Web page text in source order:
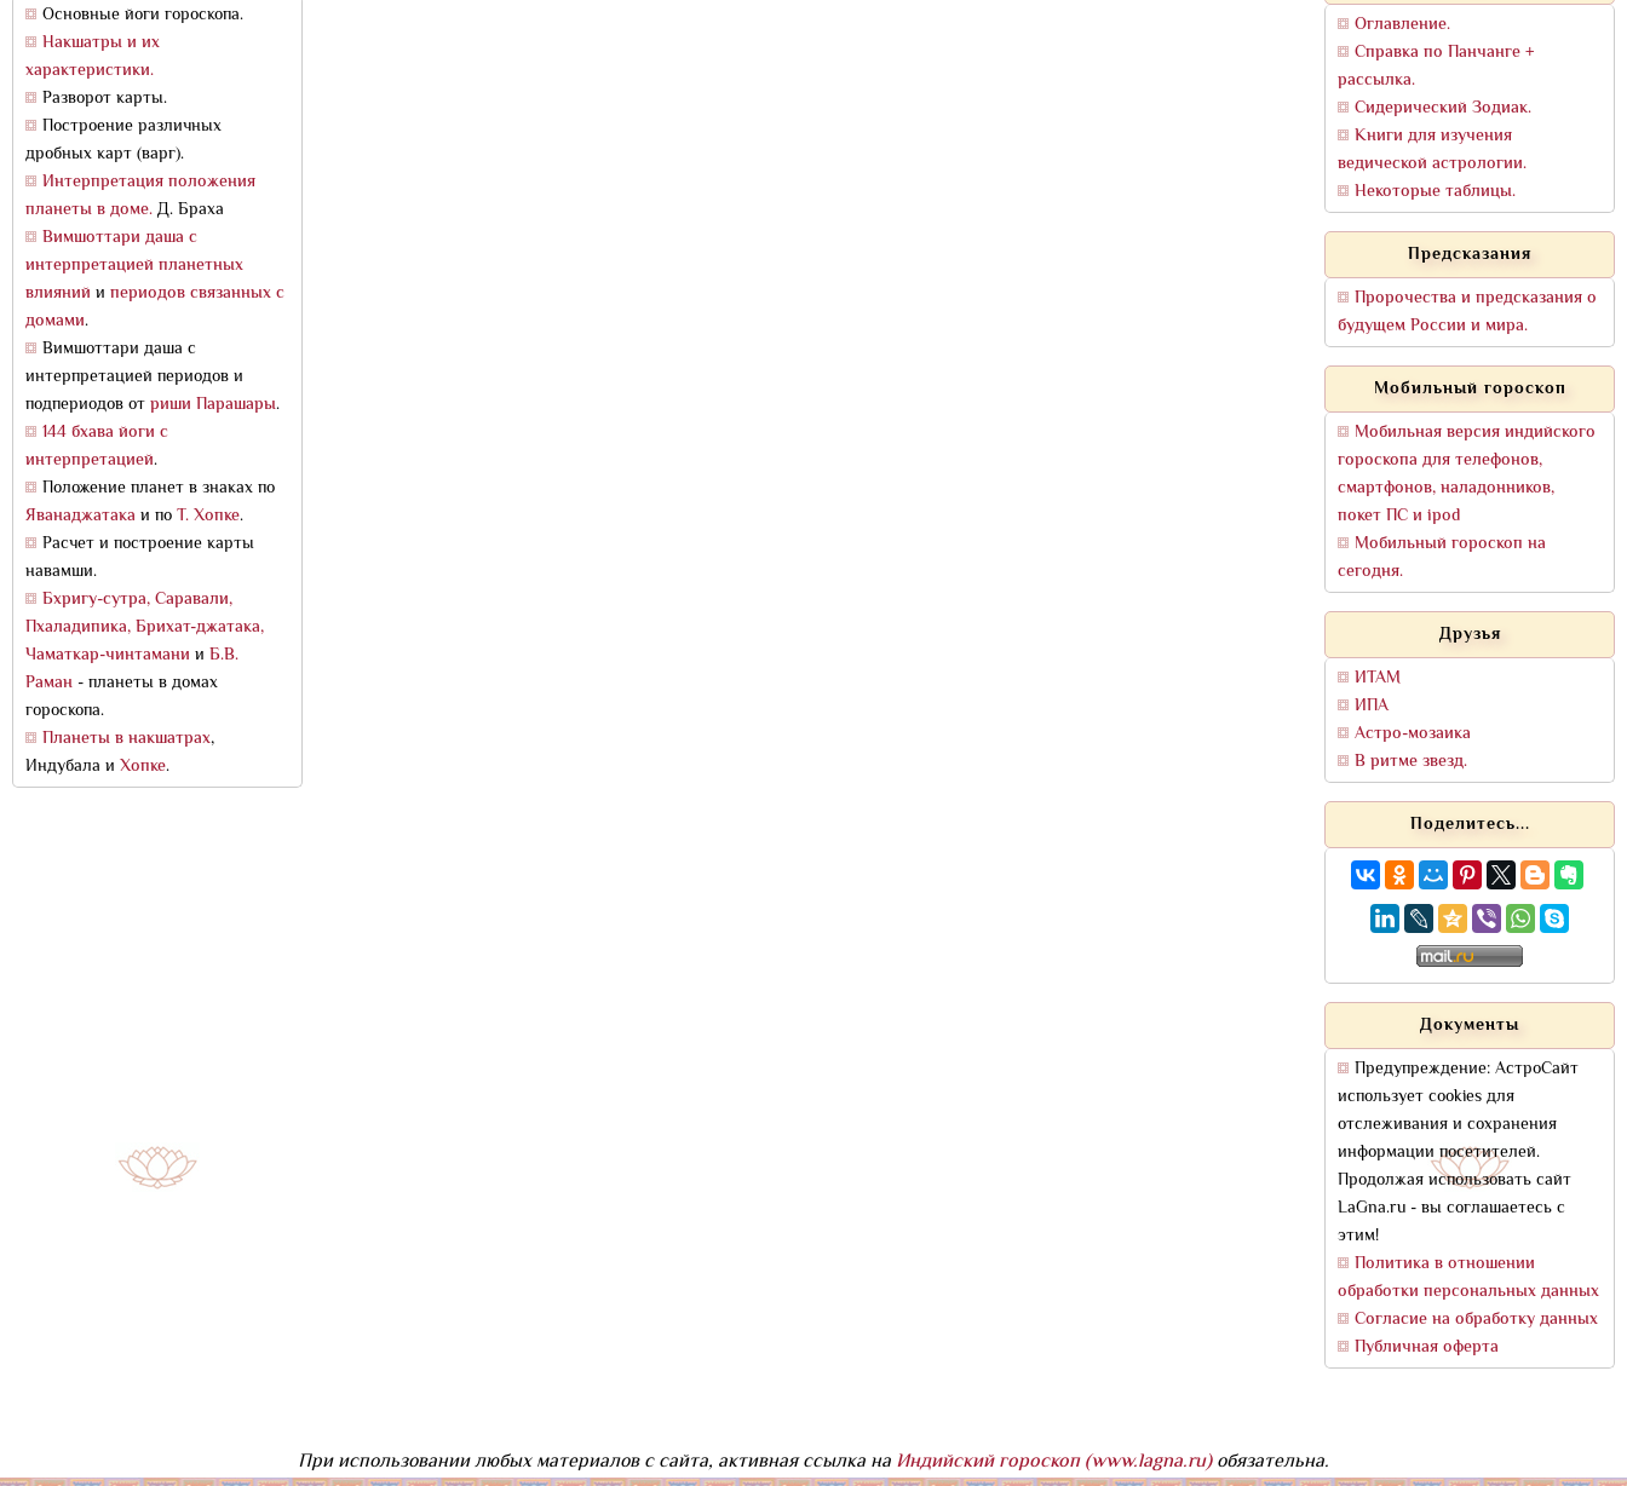
Основные йоги гороскопа.
Накшатры и их
характеристики.
Разворот карты.
Построение различных
дробных карт (варг).
Интерпретация положения
планеты в доме.Д. Браха
Вимшоттари даша с
интерпретацией планетных
влияний и периодов связанных с
домами.
Вимшоттари даша с
интерпретацией периодов и
подпериодов отриши Парашары.
144 бхава йоги с
интерпретацией.
Положение планет в знаках по
Яванаджатака и поТ. Хопке.
Расчет и построение карты
навамши.
Бхригу-сутра, Саравали,
Пхаладипика, Брихат-джатака,
Чаматкар-чинтамани и Б.В.
Раман - планеты в домах
гороскопа.
Планеты в накшатрах,
Индубала и Хопке.
Оглавление.
Справка по Панчанге +
рассылка.
Сидерический Зодиак.
Книги для изучения
ведической астрологии.
Некоторые таблицы.
Предсказания
Пророчества и предсказания о
будущем России и мира.
Мобильный гороскоп
Мобильная версия индийского
гороскопа для телефонов,
смартфонов, наладонников,
покет ПС и ipod
Мобильный гороскоп на
сегодня.
Друзья
ИТАМ
ИПА
Астро-мозаика
В ритме звезд.
Поделитесь...
Документы
Предупреждение: АстроСайт
использует cookies для
отслеживания и сохранения
информации посетителей.
Продолжая использовать сайт
LaGna.ru - вы соглашаетесь с
этим!
Политика в отношении
обработки персональных данных
Согласие на обработку данных
Публичная оферта
При использовании любых материалов с сайта, активная ссылка на Индийский гороскоп (www.lagna.ru)обязательна.